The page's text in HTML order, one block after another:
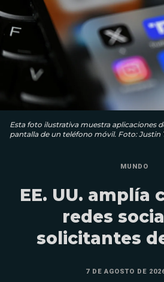
Esta foto ilustrativa muestra aplicaciones
pantalla de un teléfono móvil. Foto: Justin
MUNDO
EE. UU. amplía
redes
solicitantes
7 DE AGOSTO DE